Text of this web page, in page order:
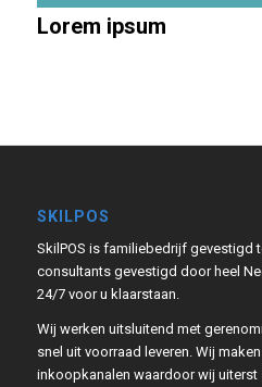
Lorem ipsum
SKILPOS
SkilPOS is familiebedrijf gevestigd
consultants gevestigd door heel
24/7 voor u klaarstaan.
Wij werken uitsluitend met
snel uit voorraad leveren. Wij
inkoopkanalen waardoor wij uiterst